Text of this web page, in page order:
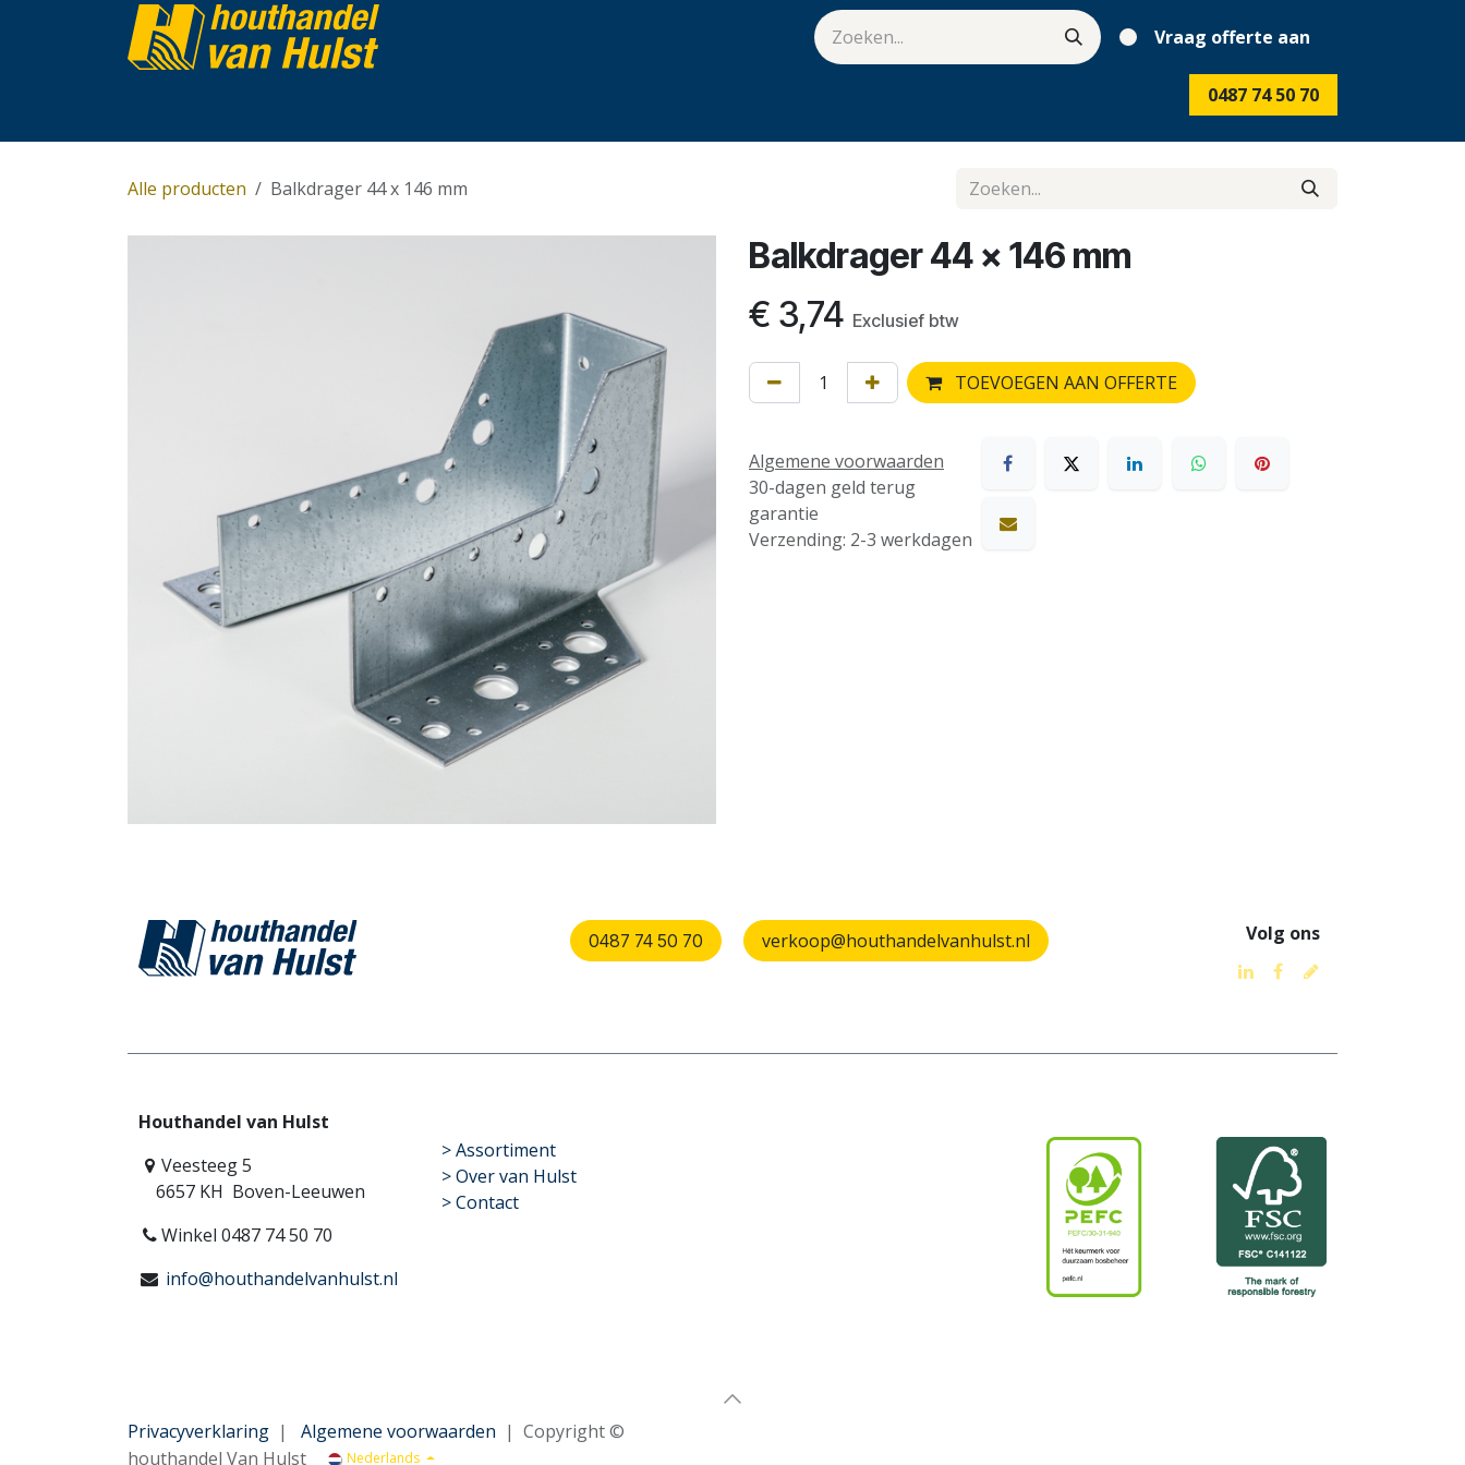
Overslaan naar inhoud
Vraag offerte aan
0487 74 50 70
Alle producten Balkdrager 44 x 146 mm
Balkdrager 44 x 146 mm
€ 3,74 Exclusief btw
TOEVOEGEN AAN OFFERTE
Algemene voorwaarden
30-dagen geld terug
garantie
Verzending: 2-3 werkdagen
verkoop@houthandelvanhulst.nl Volg ons
0487 74 50 70
Houthandel van Hulst
Veesteeg 5
6657 KH Boven-Leeuwen
Winkel 0487 74 50 70
info@houthandelvanhulst.nl
​>Assortiment
> Over van Hulst
> Contact
Privacyverklaring | Algemene voorwaarden | Copyright ©
houthandel Van Hulst
Nederlands